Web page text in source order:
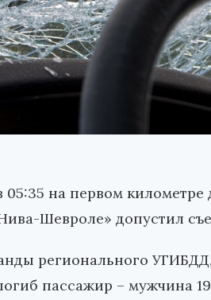
на первом
Шевроле» допустил
регионального
пассажир – мужчина